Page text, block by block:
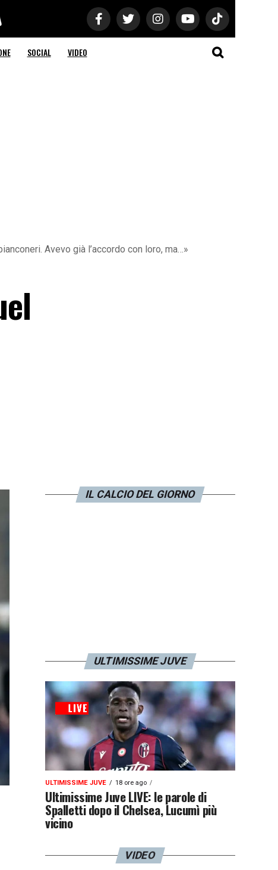
SOCIAL VIDEO
Avevo già l’accordo con loro, ma…»
IL CALCIO DEL GIORNO
ULTIMISSIME JUVE
ULTIMISSIME JUVE 18 ore ago
Ultimissime Juve LIVE: le parole di
Spalletti dopo il Chelsea, Lucumì più
vicino
VIDEO